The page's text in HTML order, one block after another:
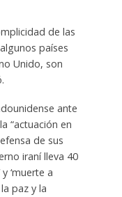
de las
países
Unido, son
ante
“actuación en
de sus
iraní lleva 40
‘muerte a
paz y la